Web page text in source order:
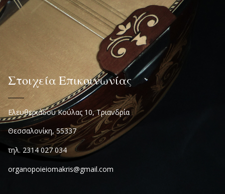
Στοιχεία Επικοινωνίας
Ελευθεριάδου Κούλας 10, Τριανδρία
Θεσσαλονίκη, 55337
τηλ. 2314 027 034
organopoieiomakris@gmail.com